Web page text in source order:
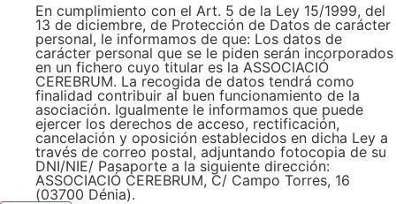
En cumplimiento con el Art. 5 de la Ley 15/1999, del
13 de diciembre, de Protección de Datos de carácter
personal, le informamos de que: Los datos de
carácter personal que se le piden serán incorporados
en un fichero cuyo titular es la ASSOCIACIÓ
CEREBRUM. La recogida de datos tendrá como
finalidad contribuir al buen funcionamiento de la
asociación. Igualmente le informamos que puede
ejercer los derechos de acceso, rectificación,
cancelación y oposición establecidos en dicha Ley a
través de correo postal, adjuntando fotocopia de su
DNI/NIE/ Pasaporte a la siguiente dirección:
ASSOCIACIÓ CEREBRUM, C/ Campo Torres, 16
(03700 Dénia).